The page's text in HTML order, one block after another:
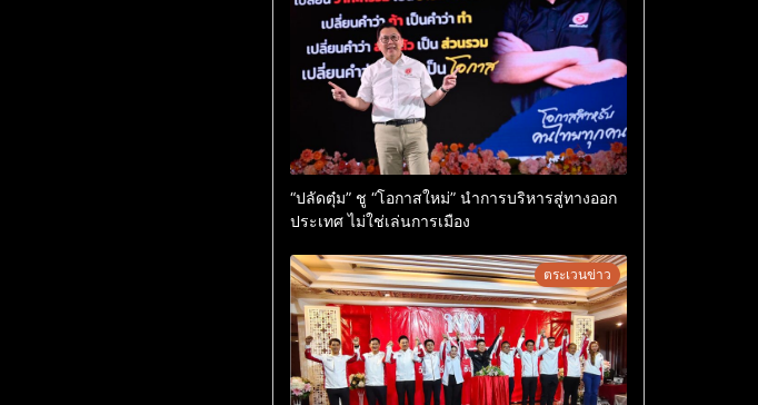
“ปลัดตุ๋ม” ชู “โอกาสใหม่” นำการบริหารสู่ทางออก
ประเทศ ไม่ใช่เล่นการเมือง
ตระเวนข่าว